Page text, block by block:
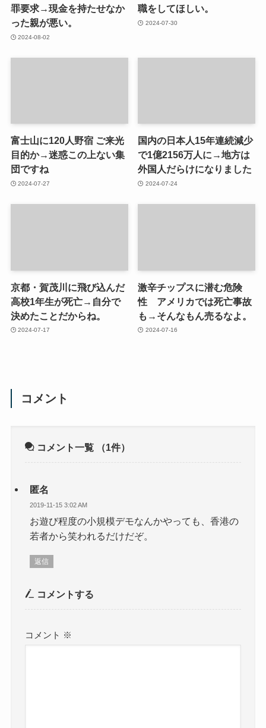
罪要求→現金を持たせなか
った親が悪い。
2024-08-02
職をしてほしい。
2024-07-30
富士山に120人野宿 ご来光
目的か→迷惑この上ない集
団ですね
2024-07-27
国内の日本人15年連続減少
で1億2156万人に→地方は
外国人だらけになりました
2024-07-24
京都・賀茂川に飛び込んだ
高校1年生が死亡→自分で
決めたことだからね。
2024-07-17
激辛チップスに潜む危険
性 アメリカでは死亡事故
も→そんなもん売るなよ。
2024-07-16
コメント
コメント一覧 （1件）
匿名
2019-11-15 3:02 AM
お遊び程度の小規模デモなんかやっても、香港の
若者から笑われるだけだぞ。
返信
コメントする
コメント ※